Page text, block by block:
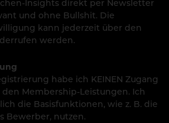
Insights direkt per Newsletter
und ohne Bullshit. Die
kann jederzeit über den
werden.
habe ich KEINEN Zugang
Membership-Leistungen. Ich
die Basisfunktionen, wie z. B. die
Bewerber, nutzen.